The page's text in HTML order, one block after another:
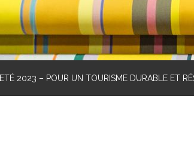
ETÉ 2023 – POUR UN TOURISME DURABLE ET